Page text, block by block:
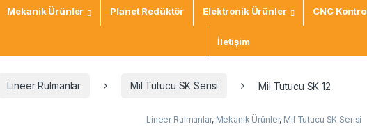
Mekanik Ürünler Planet Redüktör Elektronik Ürünler CNC
İletişim
Lineer Rulmanlar Mil Tutucu SK Serisi Mil Tutucu SK 12
Lineer Rulmanlar, Mekanik Ürünler, Mil Tutucu SK Serisi